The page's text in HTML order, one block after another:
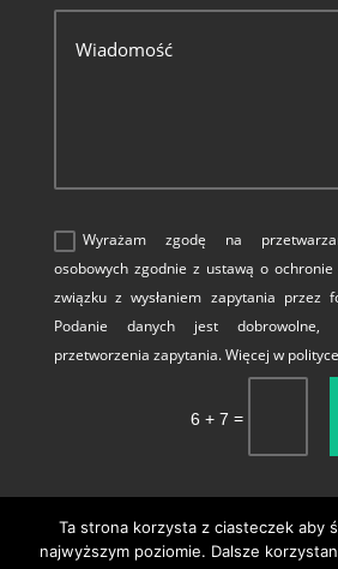
Wyrażam zgodę na
osobowych zgodnie z ustawą o
związku z wysłaniem zapytania przez
Podanie danych jest
przetworzenia zapytania. Więcej w
6 + 7 =
Ta strona korzysta z ciasteczek aby
najwyższym poziomie. Dalsze